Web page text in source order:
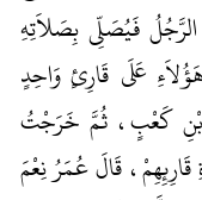
فَيُصَلِّي بِصَلاَتِهِ
عَلَى قَارِئٍ وَاحِدٍ
بْنِ كَعْبٍ، ثُمَّ خَرَجْتُ
قَالَ عُمَرُ نِعْمَ